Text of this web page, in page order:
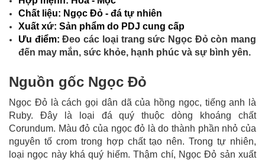
Chất liệu: Ngọc Đỏ - đá tự nhiên
Xuất xứ: Sản phẩm do PDJ cung cấp
Ưu điểm:Đeo các loại trang sức Ngọc Đỏ còn mang
đến may mắn, sức khỏe, hạnh phúc và sự bình yên.
Nguồn gốc Ngọc Đỏ
Ngọc Đỏ là cách gọi dân dã của hồng ngọc, tiếng anh là
Ruby. Đây là loại đá quý thuộc dòng khoáng chất
Corundum. Màu đỏ của ngọc đỏ là do thành phần nhỏ của
nguyên tố crom trong hợp chất tạo nên. Trong tự nhiên,
loại ngọc này khá quý hiếm. Thậm chí, Ngọc Đỏ sản xuất